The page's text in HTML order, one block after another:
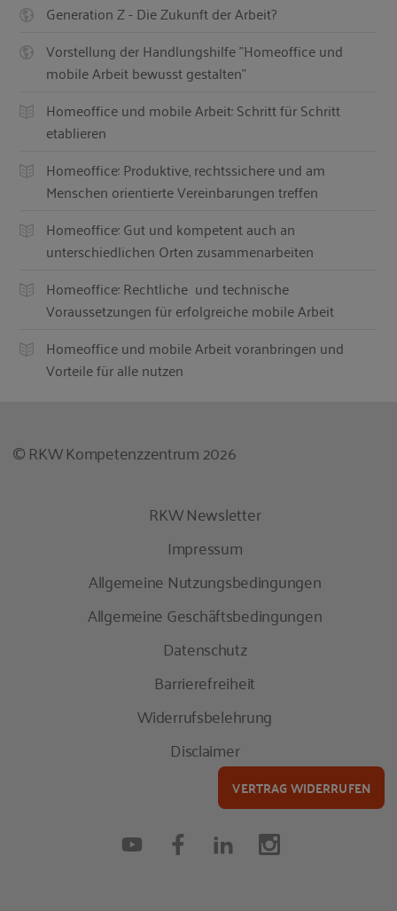
Generation Z - Die Zukunft der Arbeit?
Vorstellung der Handlungshilfe "Homeoffice und
mobile Arbeit bewusst gestalten"
Homeoffice und mobile Arbeit: Schritt für Schritt
etablieren
Homeoffice: Produktive, rechtssichere und am
Menschen orientierte Vereinbarungen treffen
Homeoffice: Gut und kompetent auch an
unterschiedlichen Orten zusammenarbeiten
Homeoffice: Rechtliche und technische
Voraussetzungen für erfolgreiche mobile Arbeit
Homeoffice und mobile Arbeit voranbringen und
Vorteile für alle nutzen
© RKW Kompetenzzentrum 2026
RKW Newsletter
Impressum
Allgemeine Nutzungsbedingungen
Allgemeine Geschäftsbedingungen
Datenschutz
Barrierefreiheit
Widerrufsbelehrung
Disclaimer
VERTRAG WIDERRUFEN